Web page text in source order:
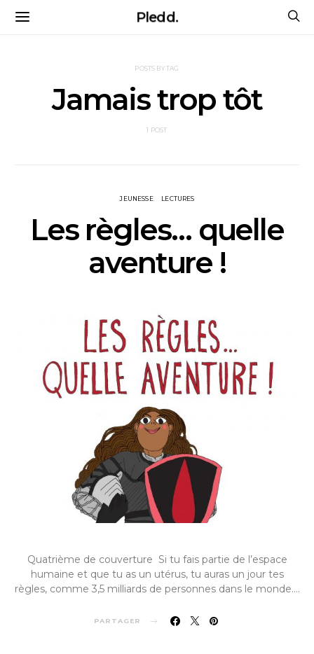
Pledd.
POSTS BY TAG
Jamais trop tôt
1 POST
JEUNESSE LECTURES
Les règles… quelle
aventure !
Quatrième de couverture Si tu fais partie de l’espace
humaine et que tu as un utérus, tu auras un jour tes
règles, comme 3,5 milliards de personnes dans le monde.…
PARTAGER